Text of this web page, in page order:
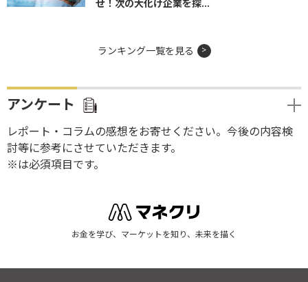
せ！次の大化け企業を探...
ランキング一覧を見る
アンケート
レポート・コラムの感想をお寄せください。今後の内容検
討等に参考にさせていただきます。
※は必須項目です。
お金を学び、マーケットを知り、未来を描く